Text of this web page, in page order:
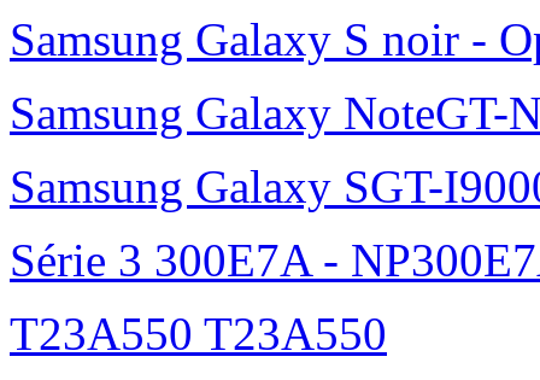
Samsung Galaxy S noir -
Samsung Galaxy NoteGT-
Samsung Galaxy SGT-
Série 3 300E7A -
T23A550 T23A550